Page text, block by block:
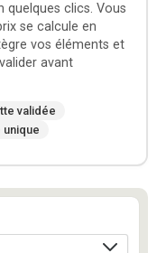
quelques clics. Vous
se calcule en
vos éléments et
avant
validée
unique